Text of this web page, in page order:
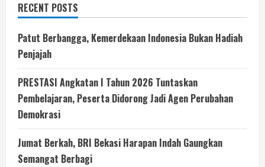
RECENT POSTS
Patut Berbangga, Kemerdekaan Indonesia Bukan Hadiah
Penjajah
PRESTASI Angkatan I Tahun 2026 Tuntaskan
Pembelajaran, Peserta Didorong Jadi Agen Perubahan
Demokrasi
Jumat Berkah, BRI Bekasi Harapan Indah Gaungkan
Semangat Berbagi